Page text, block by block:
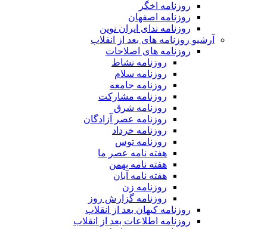
روزنامه اخگر
روزنامه اصفهان
روزنامه ندای ایران نوین
آرشیو روزنامه های بعد از انقلاب
روزنامه های اصلاحات
روزنامه نشاط
روزنامه سلام
روزنامه جامعه
روزنامه مشارکت
روزنامه شرق
روزنامه عصر آزادگان
روزنامه خرداد
روزنامه توس
هفته نامه عصر ما
هفته نامه بهمن
هفته نامه آبان
روزنامه زن
روزنامه گزارش روز
روزنامه کیهان بعد از انقلاب
روزنامه اطلاعات بعد از انقلاب